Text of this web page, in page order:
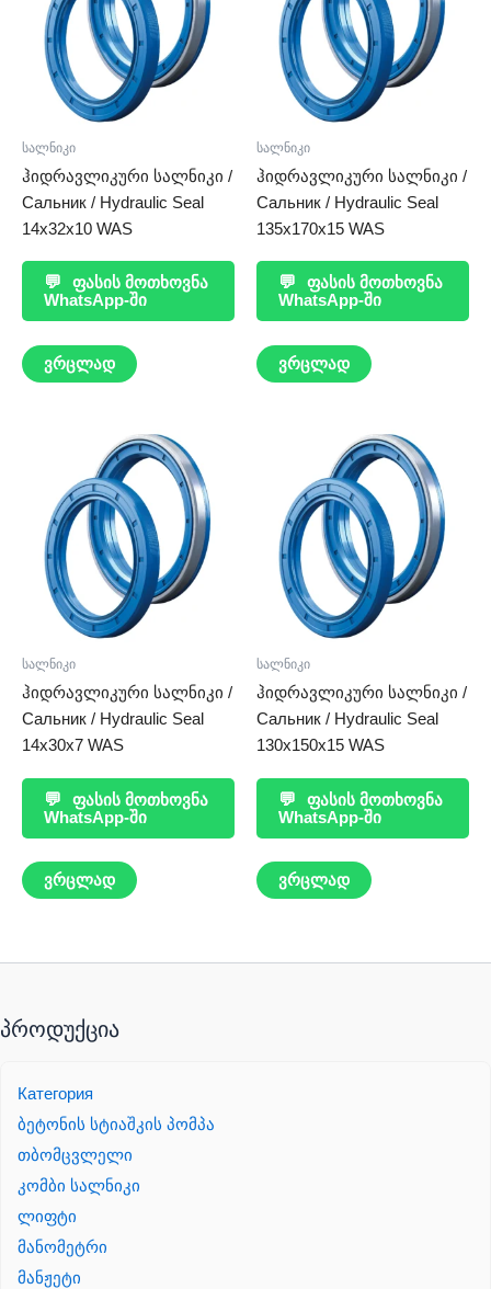
სალნიკი
ჰიდრავლიკური სალნიკი /
Сальник / Hydraulic Seal
14x32x10 WAS
💬
ფასის მოთხოვნა
WhatsApp-ში
ვრცლად
სალნიკი
ჰიდრავლიკური სალნიკი /
Сальник / Hydraulic Seal
135x170x15 WAS
💬
ფასის მოთხოვნა
WhatsApp-ში
ვრცლად
სალნიკი
ჰიდრავლიკური სალნიკი /
Сальник / Hydraulic Seal
14x30x7 WAS
💬
ფასის მოთხოვნა
WhatsApp-ში
ვრცლად
სალნიკი
ჰიდრავლიკური სალნიკი /
Сальник / Hydraulic Seal
130x150x15 WAS
💬
ფასის მოთხოვნა
WhatsApp-ში
ვრცლად
პროდუქცია
Категория
ბეტონის სტიაშკის პომპა
თბომცვლელი
კომბი სალნიკი
ლიფტი
მანომეტრი
მანჟეტი